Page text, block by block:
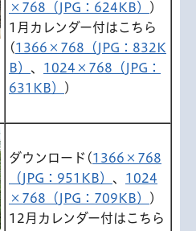
×768（JPG：624KB）
)
1月カレンダー付はこちら
(1366×768（JPG：832K
B） 、 1024×768（JPG：
631KB）
)
ダウンロード(1366×768
（JPG：951KB） 、 1024
×768（JPG：709KB）
)
12月カレンダー付はこちら